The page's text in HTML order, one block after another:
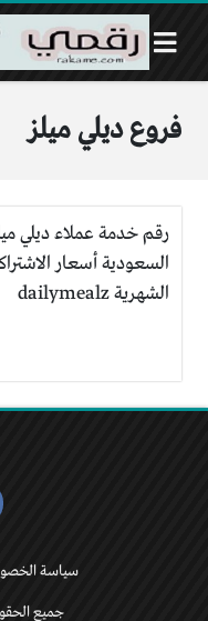
فروع ديلي ميلز
رقم خدمة عملاء ديلي
السعودية أسعار
الشهرية dailymealz
سياسة
جميع